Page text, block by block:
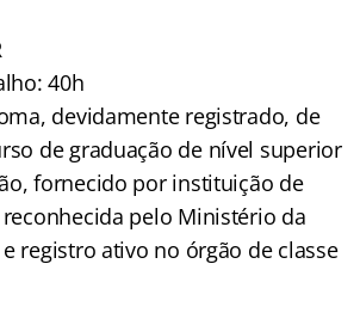
40h
devidamente registrado, de
de graduação de nível superior
fornecido por instituição de
pelo Ministério da
e registro ativo no órgão de classe